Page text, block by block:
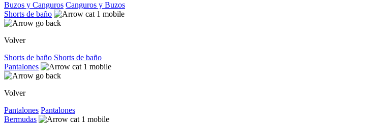
Buzos y Canguros Canguros y Buzos
Shorts de baño
Volver
Shorts de baño Shorts de baño
Pantalones
Volver
Pantalones Pantalones
Bermudas